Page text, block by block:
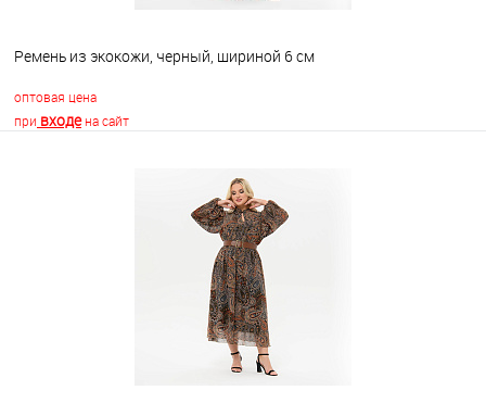
Ремень из экокожи, черный, шириной 6 см
оптовая цена
при входена сайт
В корзину